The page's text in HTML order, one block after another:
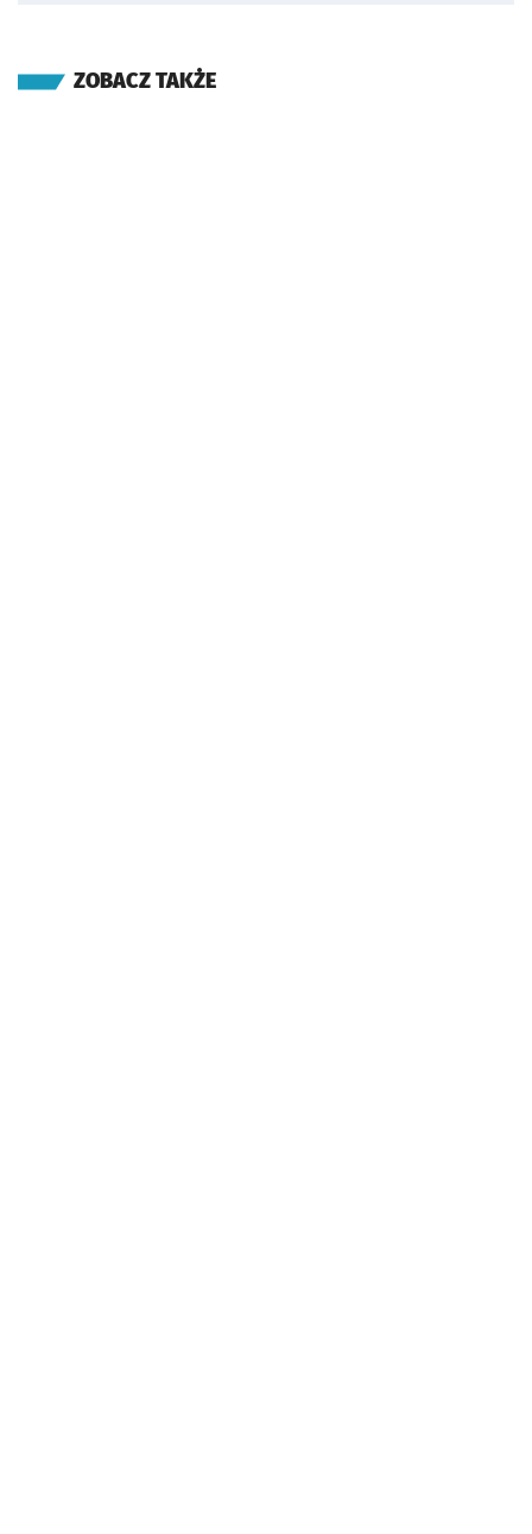
ZOBACZ TAKŻE